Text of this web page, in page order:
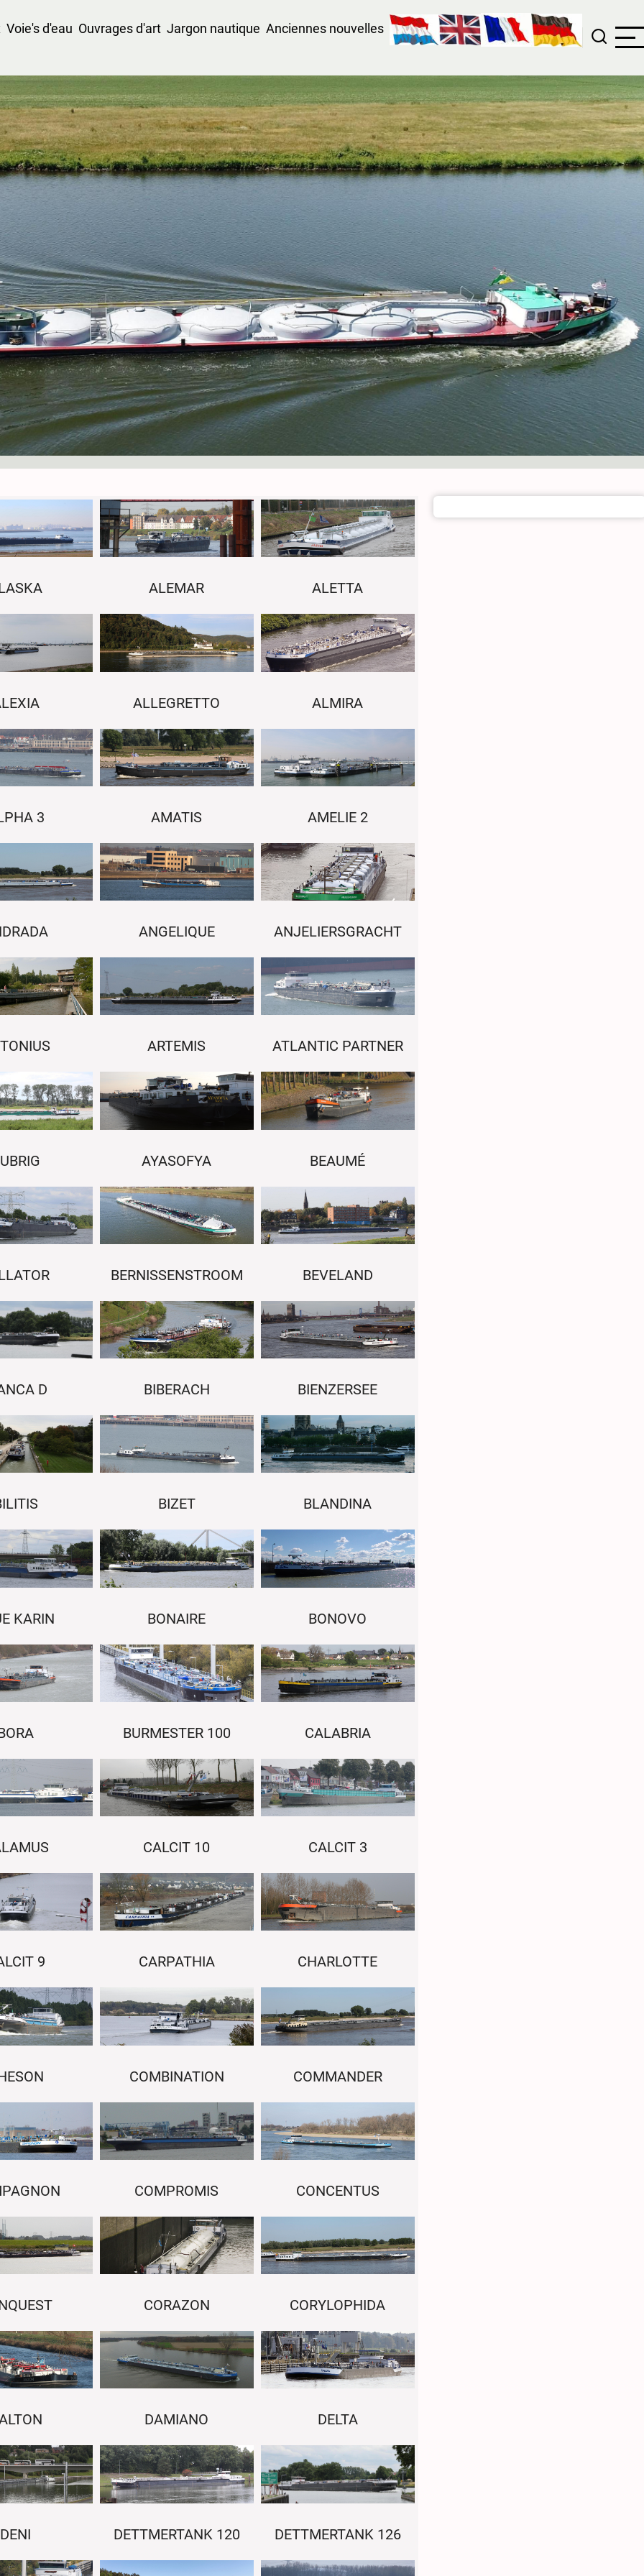
Voie's d'eau Ouvrages d'art Jargon nautique Anciennes nouvelles
ALEMAR ALETTA
ALLEGRETTO ALMIRA
3 AMATIS AMELIE 2
ANGELIQUE ANJELIERSGRACHT
ARTEMIS ATLANTIC PARTNER
AYASOFYA BEAUMÉ
BERNISSENSTROOM BEVELAND
D BIBERACH BIENZERSEE
BIZET BLANDINA
KARIN BONAIRE BONOVO
BURMESTER 100 CALABRIA
CALCIT 10 CALCIT 3
9 CARPATHIA CHARLOTTE
COMBINATION COMMANDER
COMPROMIS CONCENTUS
CORAZON CORYLOPHIDA
DAMIANO DELTA
DENI DETTMERTANK 120 DETTMERTANK 126